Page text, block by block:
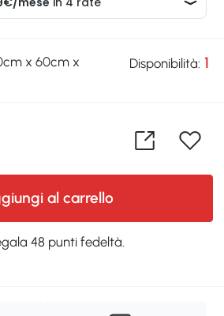
x 60cm x
Disponibilità: 1
al carrello
48 punti fedeltà.